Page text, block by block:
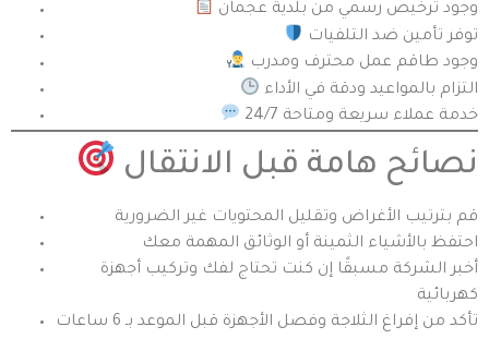
وجود ترخيص رسمي من بلدية عجمان
توفر تأمين ضد التلفيات
وجود طاقم عمل محترف ومدرب
التزام بالمواعيد ودقة في الأداء
خدمة عملاء سريعة ومتاحة 24/7
نصائح هامة قبل الانتقال
قم بترتيب الأغراض وتقليل المحتويات غير الضرورية
احتفظ بالأشياء الثمينة أو الوثائق المهمة معك
أخبر الشركة مسبقًا إن كنت تحتاج لفك وتركيب أجهزة
كهربائية
تأكد من إفراغ الثلاجة وفصل الأجهزة قبل الموعد بـ 6 ساعات